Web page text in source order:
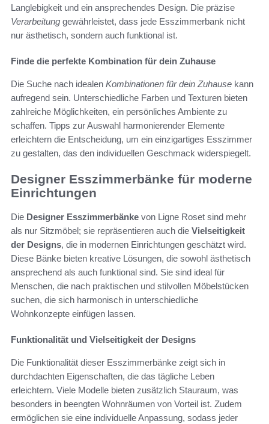
Langlebigkeit und ein ansprechendes Design. Die präzise
Verarbeitung gewährleistet, dass jede Esszimmerbank nicht
nur ästhetisch, sondern auch funktional ist.
Finde die perfekte Kombination für dein Zuhause
Die Suche nach idealen Kombinationen für dein Zuhause kann
aufregend sein. Unterschiedliche Farben und Texturen bieten
zahlreiche Möglichkeiten, ein persönliches Ambiente zu
schaffen. Tipps zur Auswahl harmonierender Elemente
erleichtern die Entscheidung, um ein einzigartiges Esszimmer
zu gestalten, das den individuellen Geschmack widerspiegelt.
Designer Esszimmerbänke für moderne
Einrichtungen
Die Designer Esszimmerbänke von Ligne Roset sind mehr
als nur Sitzmöbel; sie repräsentieren auch die Vielseitigkeit
der Designs, die in modernen Einrichtungen geschätzt wird.
Diese Bänke bieten kreative Lösungen, die sowohl ästhetisch
ansprechend als auch funktional sind. Sie sind ideal für
Menschen, die nach praktischen und stilvollen Möbelstücken
suchen, die sich harmonisch in unterschiedliche
Wohnkonzepte einfügen lassen.
Funktionalität und Vielseitigkeit der Designs
Die Funktionalität dieser Esszimmerbänke zeigt sich in
durchdachten Eigenschaften, die das tägliche Leben
erleichtern. Viele Modelle bieten zusätzlich Stauraum, was
besonders in beengten Wohnräumen von Vorteil ist. Zudem
ermöglichen sie eine individuelle Anpassung, sodass jeder